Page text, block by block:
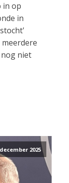
in op
in
nog niet
2025